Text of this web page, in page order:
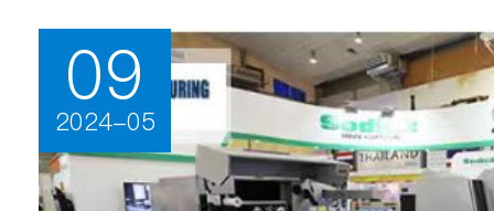
09
2024-05